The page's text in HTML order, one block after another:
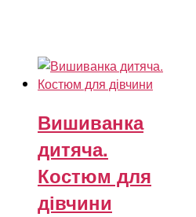
Вишиванка
дитяча.
Костюм для
дівчини